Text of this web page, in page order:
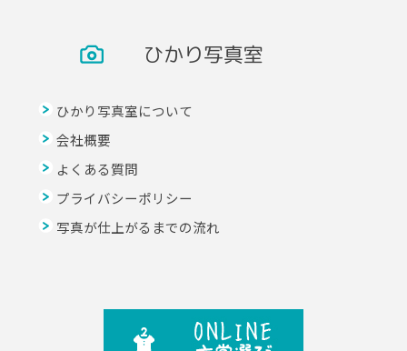
ひかり写真室
ひかり写真室について
会社概要
よくある質問
プライバシーポリシー
写真が仕上がるまでの流れ